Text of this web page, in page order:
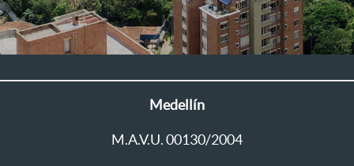
Medellín
M.A.V.U. 00130/2004